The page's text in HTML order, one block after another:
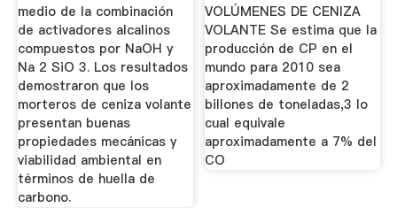
medio de la combinación
de activadores alcalinos
compuestos por NaOH y
Na 2 SiO 3. Los resultados
demostraron que los
morteros de ceniza volante
presentan buenas
propiedades mecánicas y
viabilidad ambiental en
términos de huella de
carbono.
VOLÚMENES DE CENIZA
VOLANTE Se estima que la
producción de CP en el
mundo para 2010 sea
aproximadamente de 2
billones de toneladas,3 lo
cual equivale
aproximadamente a 7% del
CO